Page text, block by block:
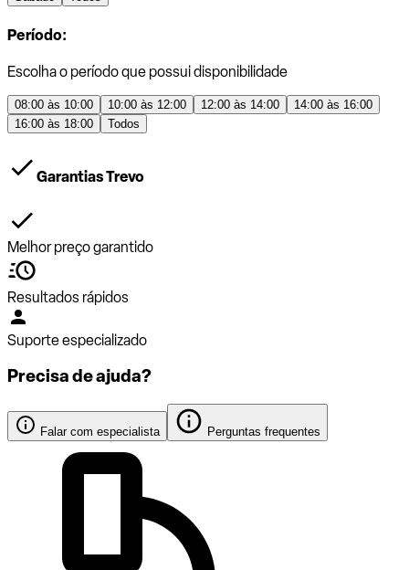
Período:
Escolha o período que possui disponibilidade
08:00 às 10:00 10:00 às 12:00 12:00 às 14:00
14:00 às 16:00
16:00 às 18:00
Todos
Garantias Trevo
Melhor preço garantido
Resultados rápidos
Suporte especializado
Precisa de ajuda?
Falar com especialista Perguntas frequentes